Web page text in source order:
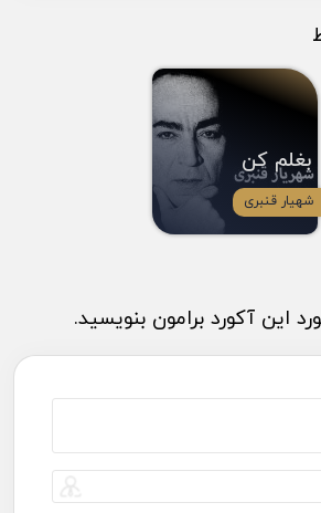
بغلم کن
شهیار قنبری
این آکورد برامون بنویسید.